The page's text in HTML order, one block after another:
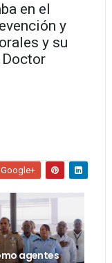
en el
y
y su
Google+
agentes